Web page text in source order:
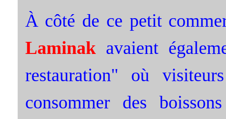
À côté de ce petit
Laminak avaient
restauration" où
consommer des